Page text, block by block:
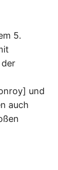
5.
und
auch